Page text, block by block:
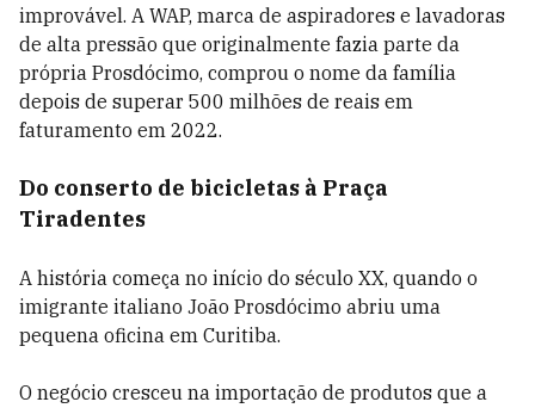
improvável. A WAP, marca de aspiradores e lavadoras
de alta pressão que originalmente fazia parte da
própria Prosdócimo, comprou o nome da família
depois de superar 500 milhões de reais em
faturamento em 2022.
Do conserto de bicicletas à Praça
Tiradentes
A história começa no início do século XX, quando o
imigrante italiano João Prosdócimo abriu uma
pequena oficina em Curitiba.
O negócio cresceu na importação de produtos que a